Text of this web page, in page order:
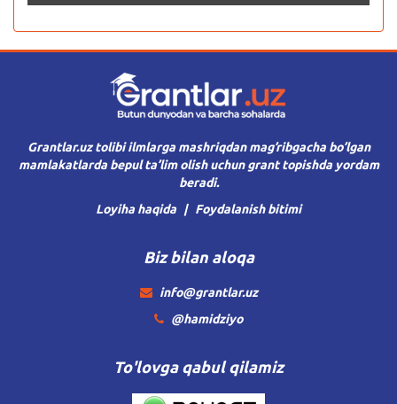
Grantlar.uz tolibi ilmlarga mashriqdan mag’ribgacha bo’lgan
mamlakatlarda bepul ta’lim olish uchun grant topishda yordam
beradi.
Loyiha haqida
Foydalanish bitimi
Biz bilan aloqa
info@grantlar.uz
@hamidziyo
To'lovga qabul qilamiz